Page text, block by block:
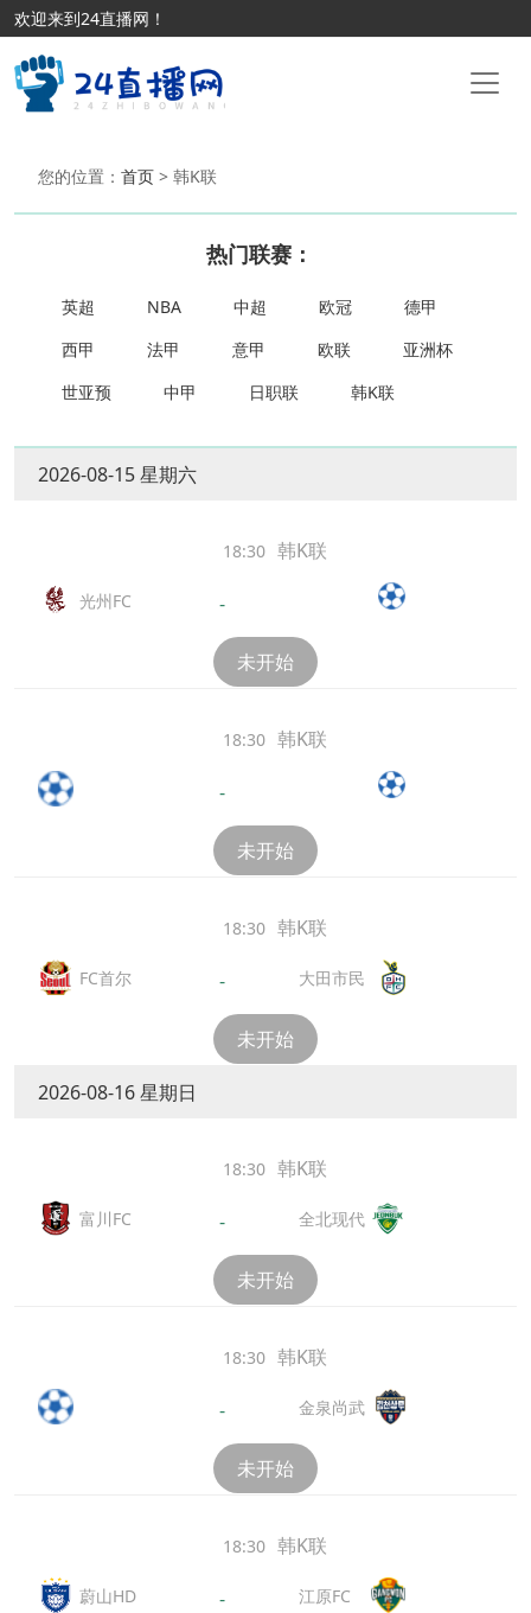
欢迎来到24直播网！
您的位置： 首页 > 韩K联
热门联赛：
英超 NBA 中超 欧冠
德甲
西甲
法甲 意甲 欧联
亚洲杯
世亚预
中甲 日职联 韩K联
2026-08-15 星期六
18:30 韩K联
光州FC -
未开始
18:30 韩K联
-
未开始
18:30 韩K联
FC首尔 - 大田市民
未开始
2026-08-16 星期日
18:30 韩K联
富川FC - 全北现代
未开始
18:30 韩K联
- 金泉尚武
未开始
18:30 韩K联
蔚山HD - 江原FC